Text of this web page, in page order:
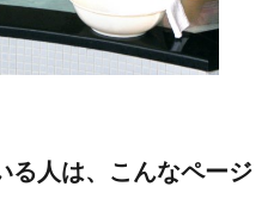
る人は、こんなページ